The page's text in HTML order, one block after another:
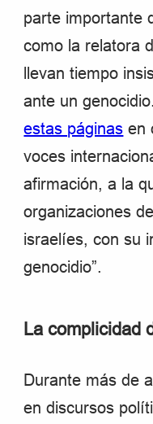
parte importante
como la relatora
llevan tiempo
ante un
estas páginas en
voces
afirmación, a la
organizaciones
israelíes, con su
genocidio”.
La complicidad
Durante más de
en discursos